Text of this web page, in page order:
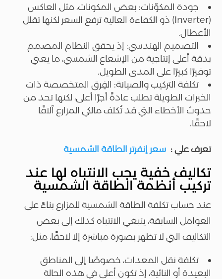
جودة المكوّنات: بعض المكونات، مثل العاكس
(Inverter) ذو الكفاءة العالية ترفع السعر لكنها تقلل
الأعطال.
التصميم الهندسي: إذ يحقق النظام المصمم
بدقة أعلى إنتاجية من الإشعاع الشمسي، ما يعني
توفيرًا كبيرًا على المدى الطويل.
تكلفة التركيب والصيانة: الفِرق المتخصصة ذات
الخبرات الطويلة تطلب عادةً أجرًا أعلى، لكنها تحد من
حدوث الأخطاء التي قد تُكلف مالكي المزارع آلافًا
لاحقًا.
تعرف علي : سعر إنفرتر الطاقة الشمسية
تكاليف خفية يجب الانتباه لها عند
تركيب أنظمة الطاقة الشمسية
عند حساب تكلفة الطاقة الشمسية للمزارع بناءً على
العوامل السابقة، ينبغي الانتباه كذلك إلى بعض
التكاليف التي لا تظهر بصورة مباشرة إلا لاحقًا، مثل:
تكلفة نقل المعدات، خصوصًا إلى المناطق
البعيدة أو النائية، إذ تكون أعلى في هذه الحالة